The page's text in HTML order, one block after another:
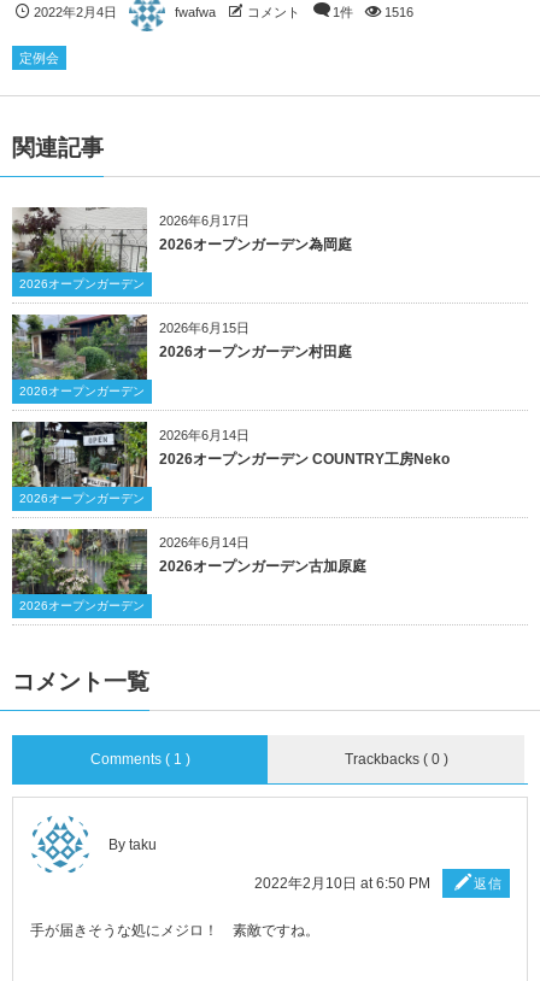
2022年2月4日 fwafwa コメント 1件 1516
定例会
関連記事
2026年6月17日
2026オープンガーデン
2026オープンガーデン為岡庭
2026年6月15日
2026オープンガーデン
2026オープンガーデン村田庭
2026年6月14日
2026オープンガーデン
2026オープンガーデン COUNTRY工房Neko
2026年6月14日
2026オープンガーデン
2026オープンガーデン古加原庭
コメント一覧
Comments ( 1 ) Trackbacks ( 0 )
By taku
2022年2月10日 at 6:50 PM 返信
手が届きそうな処にメジロ！ 素敵ですね。